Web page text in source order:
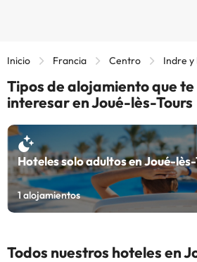
Inicio Francia Centro Indre y
Tipos de alojamiento que
interesar en Joué-lès-Tours
Hoteles solo adultos en Joué-
1alojamientos
Todos nuestros hoteles en